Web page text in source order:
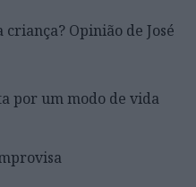
Opinião de José
por um modo de vida